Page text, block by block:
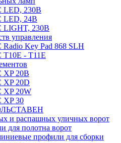
LED, 230B
LED, 24B
LIGHT, 230B
управления
Radio Key Pad 868 SLH
T10E - T11E
XP 20B
XP 20D
XP 20W
XP 30
и распашных уличных ворот
для полотна ворот
профили для сборки